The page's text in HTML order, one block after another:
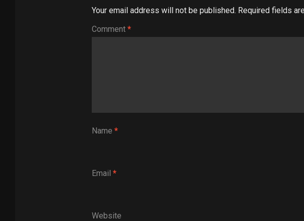
Your email address will not be published. Required fields
Comment *
Name *
Email *
Website